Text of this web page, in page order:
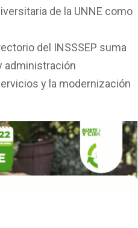
de la UNNE como
del INSSSEP suma
administración
y la modernización